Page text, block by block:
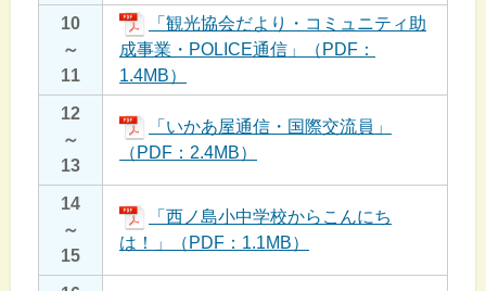
10
～
11
「観光協会だより・コミュニティ助
成事業・POLICE通信」（PDF：
1.4MB）
12
～
13
「いかあ屋通信・国際交流員」
（PDF：2.4MB）
14
～
15
「西ノ島小中学校からこんにち
は！」（PDF：1.1MB）